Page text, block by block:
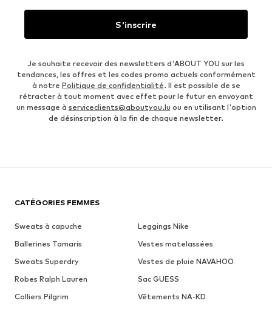
S'inscrire
Je souhaite recevoir des newsletters d'ABOUT YOU sur les
tendances, les offres et les codes promo actuels conformément
à notre Politique de confidentialité. Il est possible de se
rétracter à tout moment avec effet pour le futur en envoyant
un message à serviceclients@aboutyou.lu ou en utilisant l'option
de désinscription à la fin de chaque newsletter.
CATÉGORIES FEMMES
Sweats à capuche
Leggings Nike
Ballerines Tamaris
Vestes matelassées
Sweats Superdry
Vestes de pluie NAVAHOO
Robes Ralph Lauren
Sac GUESS
Colliers Pilgrim
Vêtements NA-KD